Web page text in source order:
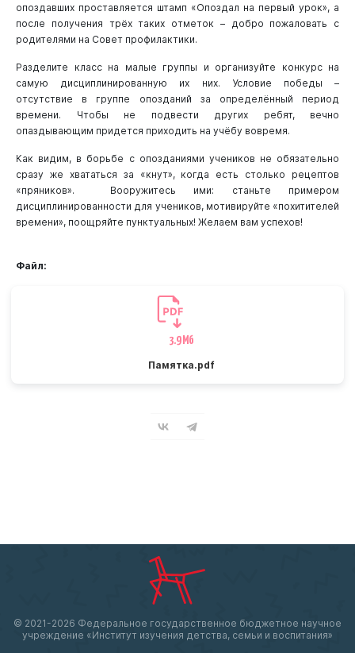
опоздавших проставляется штамп «Опоздал на первый урок», а
после получения трёх таких отметок – добро пожаловать с
родителями на Совет профилактики.
Разделите класс на малые группы и организуйте конкурс на
самую дисциплинированную их них. Условие победы –
отсутствие в группе опозданий за определённый период
времени. Чтобы не подвести других ребят, вечно
опаздывающим придется приходить на учёбу вовремя.
Как видим, в борьбе с опозданиями учеников не обязательно
сразу же хвататься за «кнут», когда есть столько рецептов
«пряников». Вооружитесь ими: станьте примером
дисциплинированности для учеников, мотивируйте «похитителей
времени», поощряйте пунктуальных! Желаем вам успехов!
Файл:
3.9 Мб
Памятка.pdf
© 2021-2026 Федеральное государственное бюджетное научное
учреждение «Институт изучения детства, семьи и воспитания»